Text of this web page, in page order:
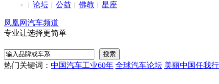
论坛
公益 佛教 星座
凤凰网汽车频道
专业让选择更简单
热门关键词： 中国汽车工业60年 全球汽车论坛 美丽中国任我行